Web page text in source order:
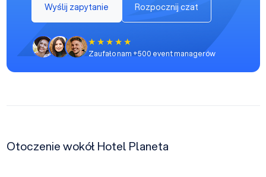
Wyślij zapytanie Rozpocznij czat
Zaufało nam +500 event managerów
Otoczenie wokół Hotel Planeta